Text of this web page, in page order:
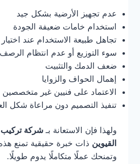
عدم تجهيز الأرضية بشكل جيد
استخدام خامات ضعيفة الجودة
تجاهل طبيعة الاستخدام عند اختيار
سوء التوزيع أو عدم انتظام الرصف
ضعف الدمك والتثبيت
إهمال الحواف والزوايا
الاعتماد على فنيين غير متخصصين
تنفيذ التصميم دون مراعاة شكل
ولهذا فإن الاستعانة بـ شركة تركيب
القيوين ذات خبرة حقيقية تمنع
وتمنحك عملًا متكاملًا يدوم طويلًا.